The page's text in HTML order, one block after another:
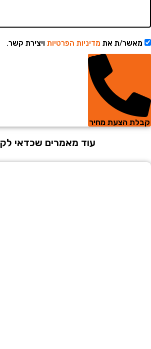
ת אתמדיניות הפרטיותויצירת קשר.
הצעת מחיר
עוד מאמרים שכדאי לקרוא!